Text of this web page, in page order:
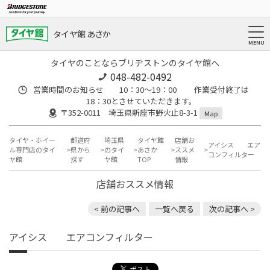
タイヤ館 あさか
タイヤのことならブリヂストンのタイヤ館へ
048-482-0492
営業時間のお知らせ 10：30～19：00 作業受付終了は
18：30とさせていただきます。
〒352-0011 埼玉県新座市野火止8-3-1
Map
タイヤ・ホイー
ル専門店のタイ
ヤ館
都道府
県から
探す
埼玉県
のタイ
ヤ館
タイヤ館
あさか
TOP
店舗お
ススメ
情報
アイシス エア
コンフィルター
店舗おススメ情報
< 前の記事へ 一覧へ戻る 次の記事へ >
アイシス エアコンフィルター